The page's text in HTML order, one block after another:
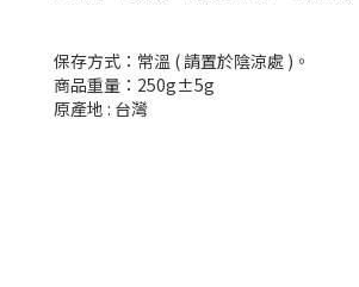
保存方式：常溫 ( 請置於陰涼處 )。
商品重量：250g±5g
原產地 : 台灣